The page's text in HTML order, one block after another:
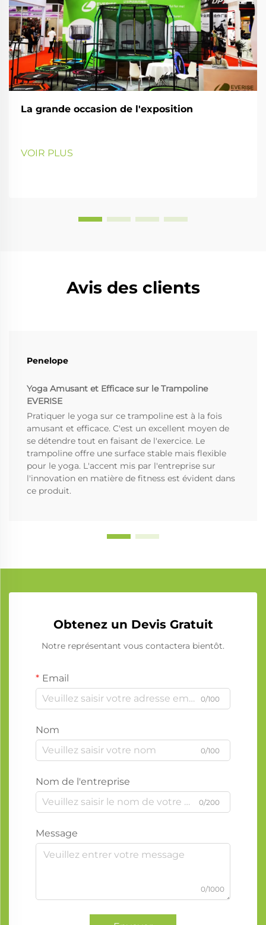
La grande occasion de l'exposition
VOIR PLUS
Avis des clients
Penelope
Yoga Amusant et Efficace sur le Trampoline
EVERISE
Pratiquer le yoga sur ce trampoline est à la fois
amusant et efficace. C'est un excellent moyen de
se détendre tout en faisant de l'exercice. Le
trampoline offre une surface stable mais flexible
pour le yoga. L'accent mis par l'entreprise sur
l'innovation en matière de fitness est évident dans
ce produit.
Obtenez un Devis Gratuit
Notre représentant vous contactera bientôt.
Email
0/100
Nom
0/100
Nom de l'entreprise
0/200
Message
0/1000